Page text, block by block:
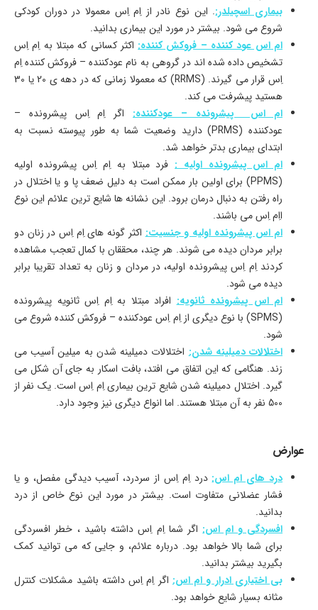
بیماری اسچیلدر:. این نوع نادر از اِم اِس معمولا در دوران کودکی
شروع می شود. بیشتر در مورد این بیماری بدانید.
ام اس عود کننده – فروکش کننده:اکثر کسانی که مبتلا به اِم اِس
تشخیص داده شده اند در گروهی به نام عودکننده – فروکش کننده اِم
اِس قرار می گیرند. (RRMS) که معمولا زمانی که در دهه ی 20 یا 30
هستید پیشرفت می کند.
ام اس پیشرونده – عودکننده: اگر اِم اِس پیشرونده –
عودکننده (PRMS) دارید وضعیت شما به طور پیوسته نسبت به
ابتدای بیماری بدتر خواهد شد.
ام اس پیشرونده اولیه :فرد مبتلا به اِم اِس پیشرونده اولیه
(PPMS) برای اولین بار ممکن است به دلیل ضعف پا و یا اختلال در
راه رفتن به دنبال درمان برود. این نشانه ها شایع ترین علائم این نوع
ااِم اِس می باشند.
ام اس پیشرونده اولیه و جنسیت:اکثر گونه های اِم اِس در زنان دو
برابر مردان دیده می شوند. هر چند، محققان با کمال تعجب مشاهده
کردند اِم اِس پیشرونده اولیه، در مردان و زنان به تعداد تقریبا برابر
دیده می شود.
ام اس پیشرونده ثانویه:افراد مبتلا به اِم اِس ثانویه پیشرونده
(SPMS) با نوع دیگری از اِم اِس عودکننده – فروکش کننده شروع می
شود.
اختلالات دمیلینه شدن:اختلالات دمیلینه شدن به میلین آسیب می
زند. هنگامی که این اتفاق می افتد، بافت اسکار به جای آن شکل می
گیرد. اختلال دمیلینه شدن شایع ترین بیماری اِم اِس است. یک نفر از
500 نفر به آن مبتلا هستند. اما انواع دیگری نیز وجود دارد.
عوارض
درد های ام اس:درد اِم اِس از سردرد، آسیب دیدگی مفصل، و یا
فشار عضلانی متفاوت است. بیشتر در مورد این نوع خاص از درد
بدانید.
افسردگی و ام اس:اگر شما اِم اِس داشته باشید ، خطر افسردگی
برای شما بالا خواهد بود. درباره علائم، و جایی که می توانید کمک
بگیرید بیشتر بدانید.
بی اختیاری ادرار و ام اس:اگر اِم اِس داشته باشید مشکلات کنترل
مثانه بسیار شایع خواهد بود.